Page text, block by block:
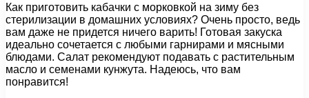
Как приготовить кабачки с морковкой на зиму без
стерилизации в домашних условиях? Очень просто, ведь
вам даже не придется ничего варить! Готовая закуска
идеально сочетается с любыми гарнирами и мясными
блюдами. Салат рекомендуют подавать с растительным
масло и семенами кунжута. Надеюсь, что вам
понравится!